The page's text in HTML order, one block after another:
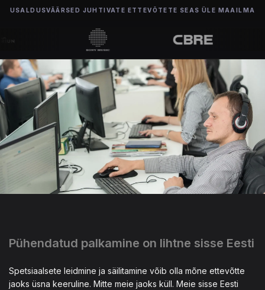
USALDUSVÄÄRSED JUHTIVATE ETTEVÕTETE SEAS ÜLE MAAILMA
Pühendatud palkamine on lihtne sisse Eesti
Spetsiaalsete leidmine ja säilitamine võib olla mõne ettevõtte
jaoks üsna keeruline. Mitte meie jaoks küll. Meie sisse Eesti